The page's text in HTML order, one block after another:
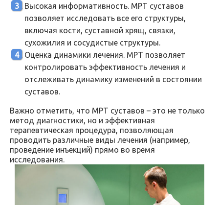
Высокая информативность. МРТ суставов
позволяет исследовать все его структуры,
включая кости, суставной хрящ, связки,
сухожилия и сосудистые структуры.
Оценка динамики лечения. МРТ позволяет
контролировать эффективность лечения и
отслеживать динамику изменений в состоянии
суставов.
Важно отметить, что МРТ суставов – это не только
метод диагностики, но и эффективная
терапевтическая процедура, позволяющая
проводить различные виды лечения (например,
проведение инъекций) прямо во время
исследования.